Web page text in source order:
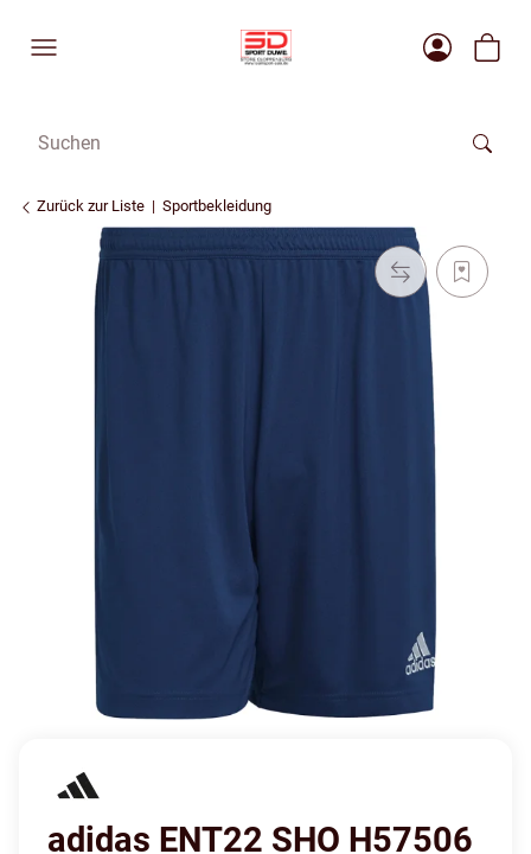
Zurück zur Liste Sportbekleidung
adidas ENT22 SHO H57506